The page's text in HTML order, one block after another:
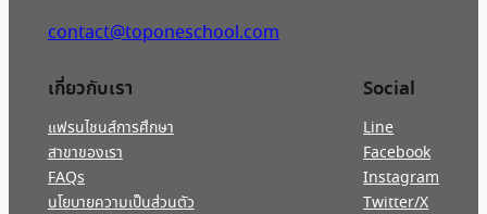
contact@toponeschool.com
เกี่ยวกับเรา
แฟรนไชนส์การศึกษา
สาขาของเรา
FAQs
นโยบายความเป็นส่วนตัว
Social
Line
Facebook
Instagram
Twitter/X